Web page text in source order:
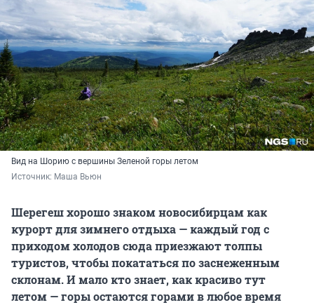
Вид на Шорию с вершины Зеленой горы летом
Источник: Маша Вьюн
Шерегеш хорошо знаком новосибирцам как
курорт для зимнего отдыха — каждый год с
приходом холодов сюда приезжают толпы
туристов, чтобы покататься по заснеженным
склонам. И мало кто знает, как красиво тут
летом — горы остаются горами в любое время